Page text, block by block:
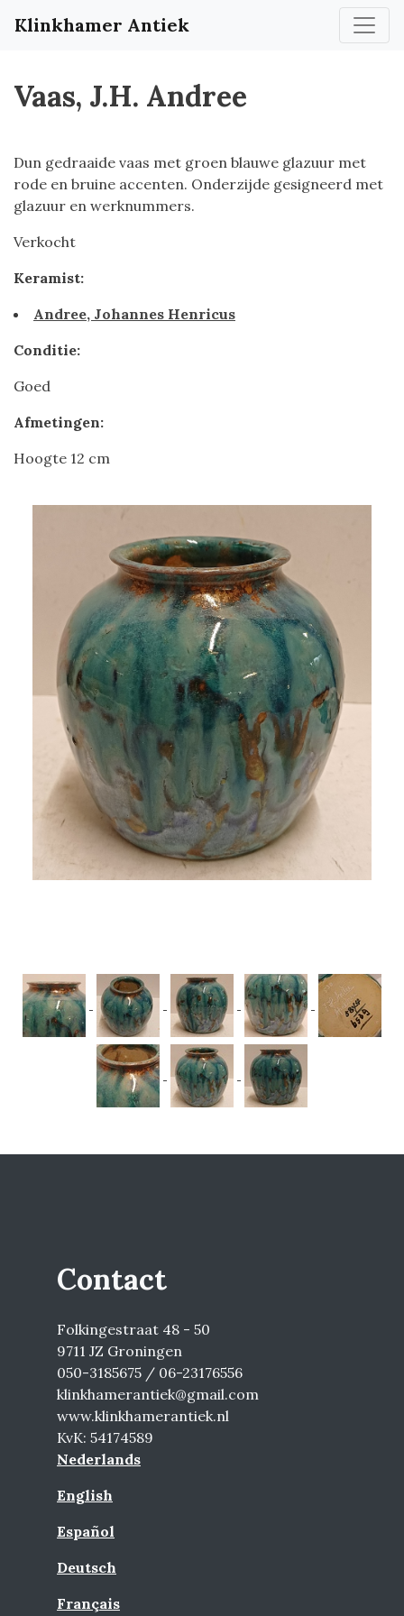
Klinkhamer Antiek
Vaas, J.H. Andree
Dun gedraaide vaas met groen blauwe glazuur met
rode en bruine accenten. Onderzijde gesigneerd met
glazuur en werknummers.
Verkocht
Keramist:
Andree, Johannes Henricus
Conditie:
Goed
Afmetingen:
Hoogte 12 cm
Contact
Folkingestraat 48 - 50
9711 JZ Groningen
050-3185675 / 06-23176556
klinkhamerantiek@gmail.com
www.klinkhamerantiek.nl
KvK: 54174589
Nederlands
English
Español
Deutsch
Français